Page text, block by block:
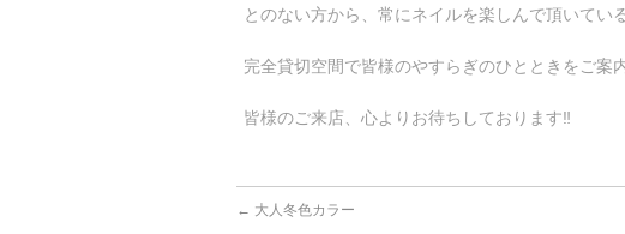
とのない方から、常にネイルを楽しんで頂いてい
完全貸切空間で皆様のやすらぎのひとときをご案
皆様のご来店、心よりお待ちしております‼︎
← 大人冬色カラー